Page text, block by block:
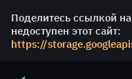
Поделитесь ссылкой
недоступен этот сайт:
https://